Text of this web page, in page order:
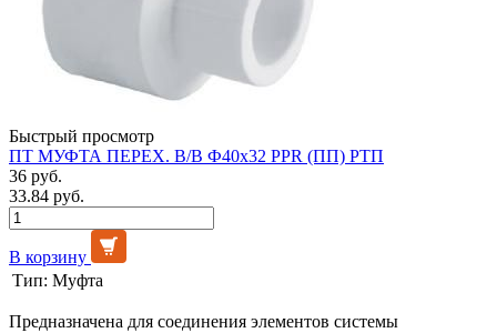
Быстрый просмотр
ПТ МУФТА ПЕРЕХ. В/В Ф40х32 PPR (ПП) РТП
36 руб.
33.84 руб.
В корзину
Тип: Муфта
Предназначена для соединения элементов системы